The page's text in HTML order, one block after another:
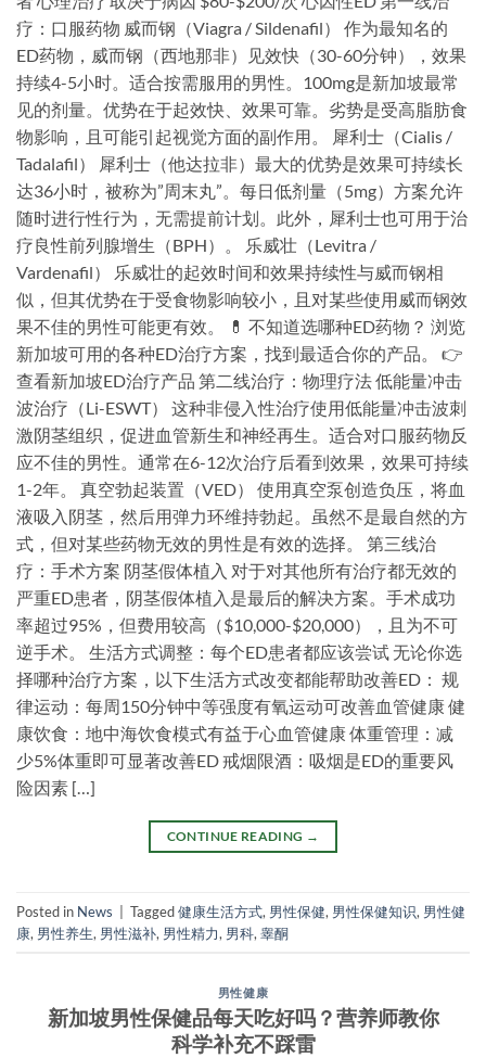
疗：口服药物 威而钢（Viagra / Sildenafil） 作为最知名的
ED药物，威而钢（西地那非）见效快（30-60分钟），效果
持续4-5小时。适合按需服用的男性。100mg是新加坡最常
见的剂量。优势在于起效快、效果可靠。劣势是受高脂肪食
物影响，且可能引起视觉方面的副作用。 犀利士（Cialis /
Tadalafil） 犀利士（他达拉非）最大的优势是效果可持续长
达36小时，被称为”周末丸”。每日低剂量（5mg）方案允许
随时进行性行为，无需提前计划。此外，犀利士也可用于治
疗良性前列腺增生（BPH）。 乐威壮（Levitra /
Vardenafil） 乐威壮的起效时间和效果持续性与威而钢相
似，但其优势在于受食物影响较小，且对某些使用威而钢效
果不佳的男性可能更有效。 💊 不知道选哪种ED药物？ 浏览
新加坡可用的各种ED治疗方案，找到最适合你的产品。 👉
查看新加坡ED治疗产品 第二线治疗：物理疗法 低能量冲击
波治疗（Li-ESWT） 这种非侵入性治疗使用低能量冲击波刺
激阴茎组织，促进血管新生和神经再生。适合对口服药物反
应不佳的男性。通常在6-12次治疗后看到效果，效果可持续
1-2年。 真空勃起装置（VED） 使用真空泵创造负压，将血
液吸入阴茎，然后用弹力环维持勃起。虽然不是最自然的方
式，但对某些药物无效的男性是有效的选择。 第三线治
疗：手术方案 阴茎假体植入 对于对其他所有治疗都无效的
严重ED患者，阴茎假体植入是最后的解决方案。手术成功
率超过95%，但费用较高（$10,000-$20,000），且为不可
逆手术。 生活方式调整：每个ED患者都应该尝试 无论你选
择哪种治疗方案，以下生活方式改变都能帮助改善ED： 规
律运动：每周150分钟中等强度有氧运动可改善血管健康 健
康饮食：地中海饮食模式有益于心血管健康 体重管理：减
少5%体重即可显著改善ED 戒烟限酒：吸烟是ED的重要风
险因素 […]
CONTINUE READING →
Posted in News Tagged健康生活方式, 男性保健, 男性保健知识, 男性健
康, 男性养生, 男性滋补, 男性精力, 男科, 睾酮
男性健康
新加坡男性保健品每天吃好吗？营养师教你
科学补充不踩雷